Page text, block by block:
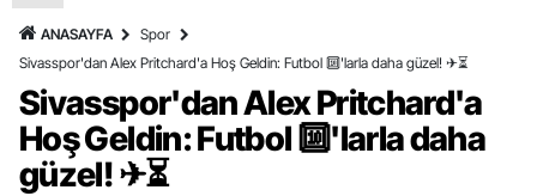
ANASAYFA
Spor
Sivasspor'dan Alex Pritchard'a Hoş Geldin: Futbol 🔟'larla daha güzel! ✈⏳
Sivasspor'dan Alex Pritchard'a
Hoş Geldin: Futbol 🔟'larla daha
güzel! ✈⏳